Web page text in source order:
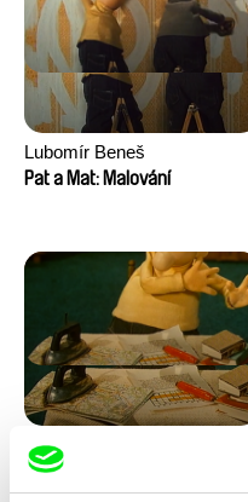
Lubomír Beneš
Pat a Mat: Malování
Lubomír Beneš
Pat a Mat: Křížovka